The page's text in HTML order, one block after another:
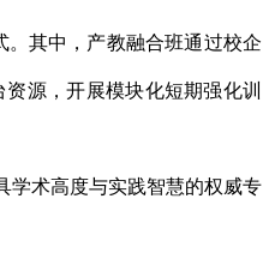
。其中，产教融合班通过校企
源，开展模块化短期强化训
学术高度与实践智慧的权威专